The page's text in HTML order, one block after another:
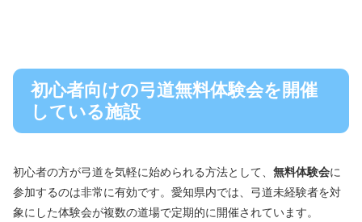
初心者向けの弓道無料体験会を開催
している施設
初心者の方が弓道を気軽に始められる方法として、 無料体験会に
参加するのは非常に有効です。愛知県内では、弓道未経験者を対
象にした体験会が複数の道場で定期的に開催されています。